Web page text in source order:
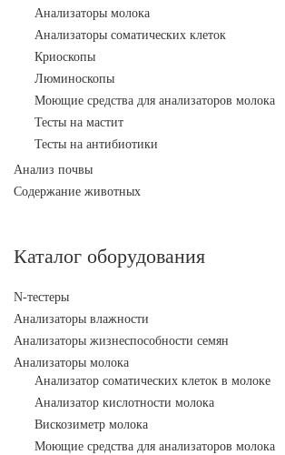
Анализаторы молока
Анализаторы соматических клеток
Криоскопы
Люминоскопы
Моющие средства для анализаторов молока
Тесты на мастит
Тесты на антибиотики
Анализ почвы
Содержание животных
Каталог оборудования
N-тестеры
Анализаторы влажности
Анализаторы жизнеспособности семян
Анализаторы молока
Анализатор соматических клеток в молоке
Анализатор кислотности молока
Вискозиметр молока
Моющие средства для анализаторов молока